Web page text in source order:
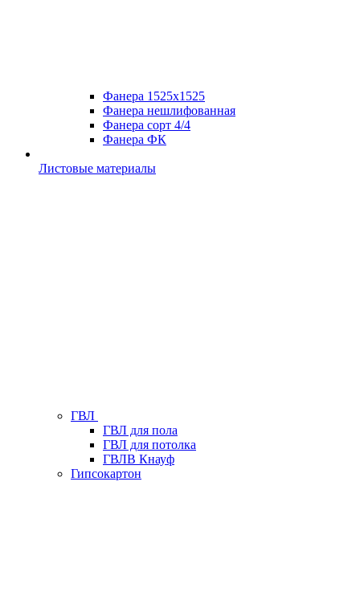
Фанера 1525х1525
Фанера нешлифованная
Фанера сорт 4/4
Фанера ФК
Листовые материалы
ГВЛ
ГВЛ для пола
ГВЛ для потолка
ГВЛВ Кнауф
Гипсокартон